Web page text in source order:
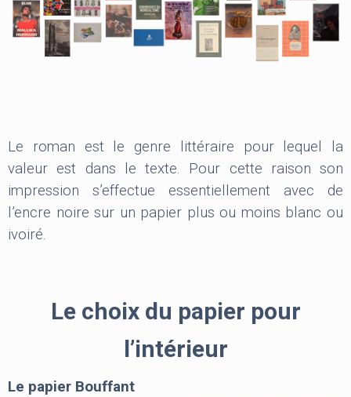
Le roman est le genre littéraire pour lequel la
valeur est dans le texte. Pour cette raison son
impression s’effectue essentiellement avec de
l’encre noire sur un papier plus ou moins blanc ou
ivoiré.
Le choix du papier pour
l’intérieur
Le papier Bouffant